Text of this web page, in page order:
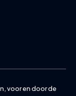
voor en door de